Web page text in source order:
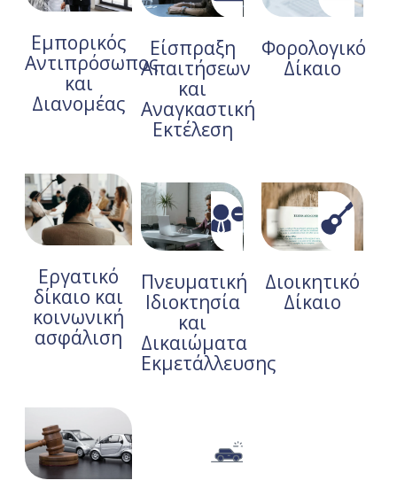
Εμπορικός
Αντιπρόσωπος
και
Διανομέας
Είσπραξη
Απαιτήσεων
και
Αναγκαστική
Εκτέλεση
Φορολογικό
Δίκαιο
Εργατικό
δίκαιο και
κοινωνική
ασφάλιση
Πνευματική
Ιδιοκτησία
και
Δικαιώματα
Εκμετάλλευσης
Διοικητικό
Δίκαιο